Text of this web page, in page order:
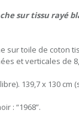
sur tissu rayé
sur toile de coton
et verticales de
139,7 x 130 cm
: “1968”.